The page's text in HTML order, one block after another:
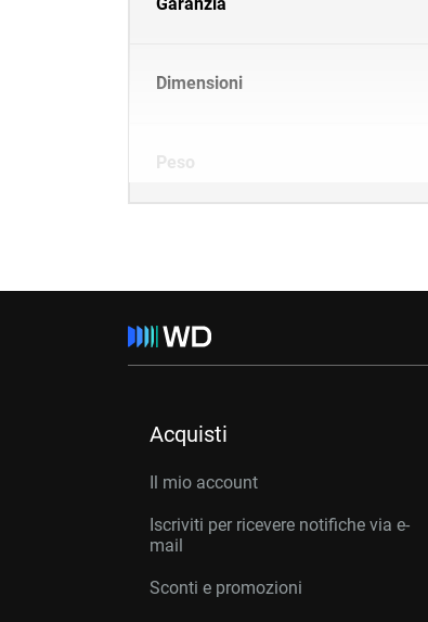
Dimensioni
Peso
Acquisti
Il mio account
Iscriviti per ricevere notifiche via e-
mail
Sconti e promozioni